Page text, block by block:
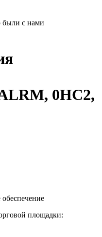
были с нами
0HC2,
площадки: